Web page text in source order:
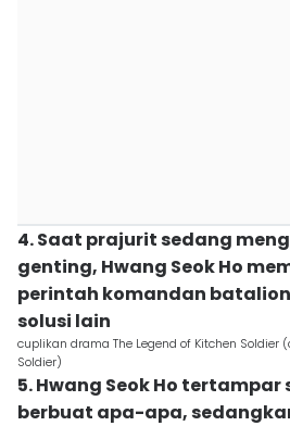
4. Saat prajurit sedang
genting, Hwang Seok Ho
perintah komandan
solusi lain
cuplikan drama The Legend of Kitchen Soldier
Soldier)
5. Hwang Seok Ho
berbuat apa-apa,